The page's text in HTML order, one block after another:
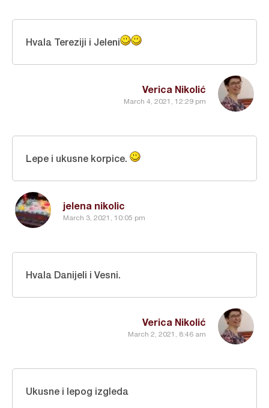
Verica Nikolić
March 4, 2021, 12:29 pm
Hvala Tereziji i Jeleni
jelena nikolic
March 3, 2021, 10:05 pm
Lepe i ukusne korpice.
Verica Nikolić
March 2, 2021, 8:46 am
Hvala Danijeli i Vesni.
Ukusne i lepog izgleda